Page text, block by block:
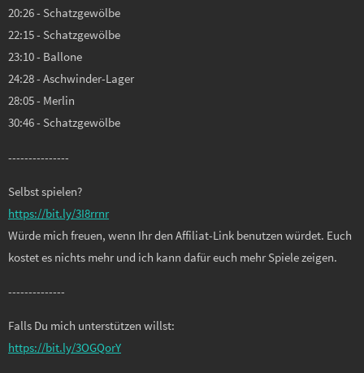
20:26 - Schatzgewölbe
22:15 - Schatzgewölbe
23:10 - Ballone
24:28 - Aschwinder-Lager
28:05 - Merlin
30:46 - Schatzgewölbe
---------------
Selbst spielen?
https://bit.ly/3I8rrnr
Würde mich freuen, wenn Ihr den Affiliat-Link benutzen würdet. Euch
kostet es nichts mehr und ich kann dafür euch mehr Spiele zeigen.
--------------
Falls Du mich unterstützen willst:
https://bit.ly/3OGQorY